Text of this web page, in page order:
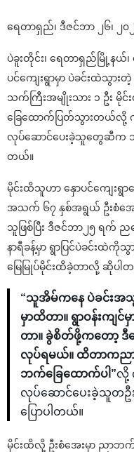
ရေတာရှည်၊ ဒီဇင်ဘာ ၂၆၊ ၂၀
ပဲခူးတိုင်း၊ ရေတာရှည်မြို့နယ်၊
ပင်ကျေးရွာမှာ ပဲခင်းထဲသွားတဲ့
သက်ကြီးအမျိုးသား ၁ ဦး မိုင်း
ခြေထောက်ပြတ်သွားတယ်
လုပ်ဆောင်ပေးခဲ့သူတွေဆီက သိ
တယ်။
မိုင်းထိသူဟာ နှောပင်ကျေးရွာ
အသက် ၆၇ နှစ်အရွယ် ဦးစံအ
သူဖြစ်ပြီး ဒီဇင်ဘာ၂၅ ရက် ည
နာရီခန့်မှာ ရွာပြင်ပဲခင်းထဲကိုသွာ
မြေမြုပ်မိုင်းထိခဲ့တာလို့ ဆိုပါ
“သူအိမ်ကနေ ပဲခင်းအသွ
မှာထိတာ။ ရွာဝန်းကျင်
တာ။ ခွဲစိတ်ဖို့ကတော့ ဒီ
လုပ်ရမယ်။ ထိတာကည
ဘက်ခြေထောက်ပါ”လို့
လုပ်ဆောင်ပေးခဲ့သူတဦ
ပြောပါတယ်။
မိုင်းထိလို့ ဦးစံအေးမှာ ညာဘက်